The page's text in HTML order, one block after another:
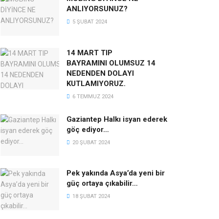
ANLIYORSUNUZ?
5 ŞUBAT 2024
14 MART TIP
BAYRAMINI OLUMSUZ 14
NEDENDEN DOLAYI
KUTLAMIYORUZ.
6 TEMMUZ 2024
Gaziantep Halkı isyan ederek
göç ediyor…
20 ŞUBAT 2024
Pek yakında Asya’da yeni bir
güç ortaya çıkabilir…
18 ŞUBAT 2024